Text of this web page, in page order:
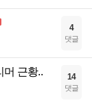
4
댓글
머 근황.. 14
댓글